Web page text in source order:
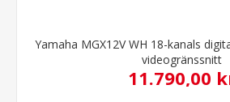
Yamaha MGX12V WH 18-kanals
videogränssnitt
11.790,00